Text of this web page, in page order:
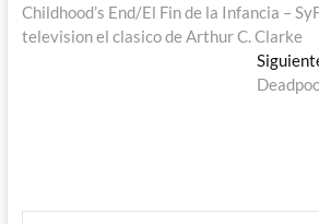
de
anterior:
Childhood’s End/El Fin de la Infancia –
television el clasico de Arthur C. Clarke